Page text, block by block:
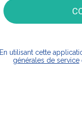
En utilisant cette
générales de service